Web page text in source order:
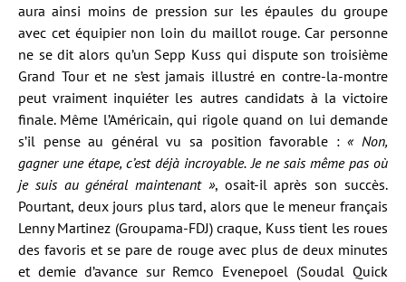
aura ainsi moins de pression sur les épaules du groupe
avec cet équipier non loin du maillot rouge. Car personne
ne se dit alors qu’un Sepp Kuss qui dispute son troisième
Grand Tour et ne s’est jamais illustré en contre-la-montre
peut vraiment inquiéter les autres candidats à la victoire
finale. Même l’Américain, qui rigole quand on lui demande
s’il pense au général vu sa position favorable :« Non,
gagner une étape, c’est déjà incroyable. Je ne sais même pas où
je suis au général maintenant », osait-il après son succès.
Pourtant, deux jours plus tard, alors que le meneur français
Lenny Martinez (Groupama-FDJ) craque, Kuss tient les roues
des favoris et se pare de rouge avec plus de deux minutes
et demie d’avance sur Remco Evenepoel (Soudal Quick